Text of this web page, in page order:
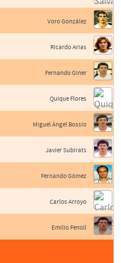
Voro González
Ricardo Arias
Fernando Giner
Quique Flores
Miguel Ángel Bossio
Javier Subirats
Fernando Gómez
Carlos Arroyo
Emilio Fenoll